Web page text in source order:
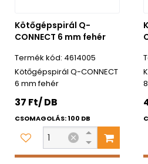
Kötőgépspirál Q-
CONNECT 6 mm fehér
4614005
Kötőgépspirál Q-CONNECT
6 mm fehér
37 Ft/ DB
CSOMAGOLÁS: 100 DB